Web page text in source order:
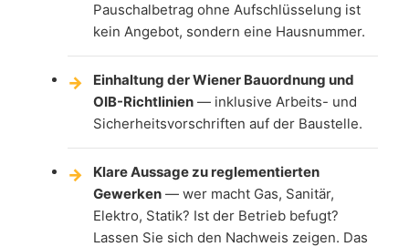
Pauschalbetrag ohne Aufschlüsselung ist
kein Angebot, sondern eine Hausnummer.
Einhaltung der Wiener Bauordnung und
OIB-Richtlinien — inklusive Arbeits- und
Sicherheitsvorschriften auf der Baustelle.
Klare Aussage zu reglementierten
Gewerken — wer macht Gas, Sanitär,
Elektro, Statik? Ist der Betrieb befugt?
Lassen Sie sich den Nachweis zeigen. Das